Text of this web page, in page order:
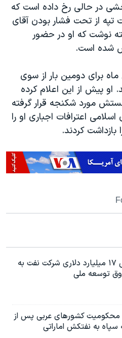
ایران
صلح
«سی‌پک»
در حالی رخ داده است که
تپه از تحت فشار بودن آقای
نوشت که او در حضور
شده است.
برای دومین بار از سوی
او پیش از این اعلام کرده
مورد شکنجه قرار گرفته
اعترافات اجباری او را
بازداشت کردند.
بدهی ۱۷ میلیارد دلاری شرکت نفت به
توسعه ملی
کشورهای عربی پس از
سپاه به نفتکش اماراتی